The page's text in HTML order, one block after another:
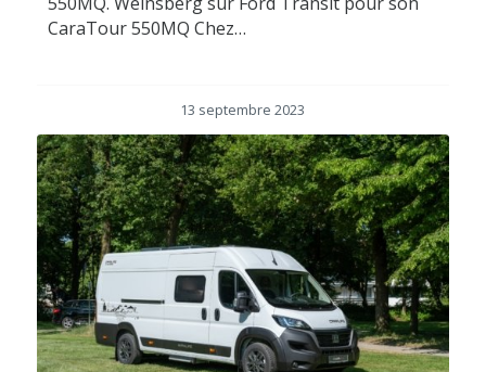
CaraTour 550MQ Chez…
13 septembre 2023